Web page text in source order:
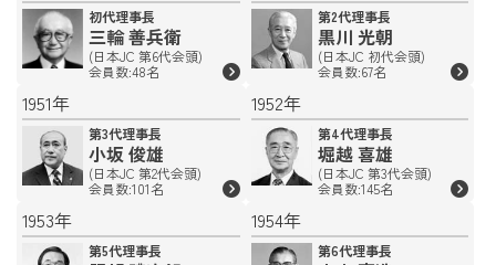
初代理事長
三輪 善兵衛
(日本JC 第6代会頭)
会員数:48名
第2代理事長
黒川 光朝
(日本JC 初代会頭)
会員数:67名
1951年
第3代理事長
小坂 俊雄
(日本JC 第2代会頭)
会員数:101名
1952年
第4代理事長
堀越 喜雄
(日本JC 第3代会頭)
会員数:145名
1953年
第5代理事長
1954年
第6代理事長